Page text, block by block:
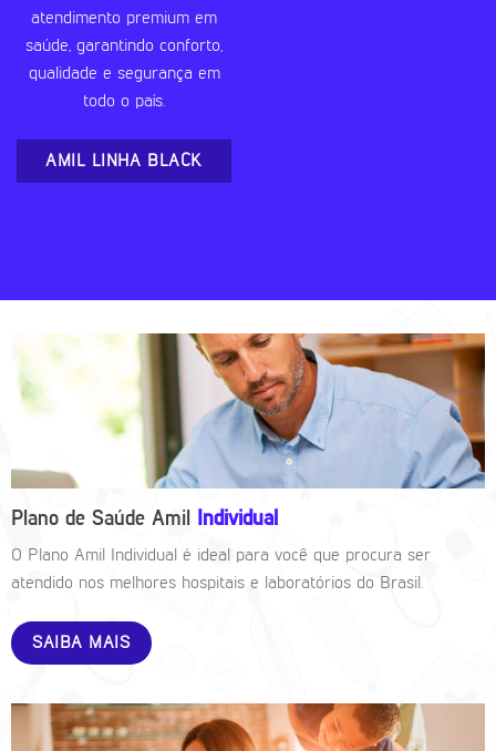
atendimento premium em
saúde, garantindo conforto,
qualidade e segurança em
todo o país.
AMIL LINHA BLACK
Plano de Saúde Amil Individual
O Plano Amil Individual é ideal para você que procura ser
atendido nos melhores hospitais e laboratórios do Brasil.
SAIBA MAIS